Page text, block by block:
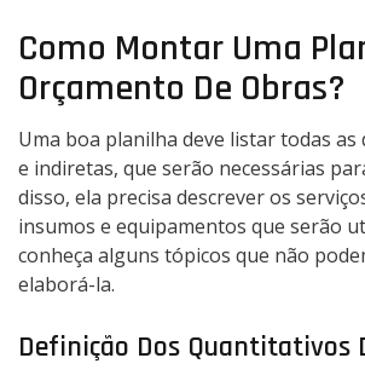
Como Montar Uma
Orçamento De Obras?
Uma boa planilha deve listar todas as
e indiretas, que serão necessárias
disso, ela precisa descrever os
insumos e equipamentos que serão
conheça alguns tópicos que não
elaborá-la.
Definição Dos Quantitativos